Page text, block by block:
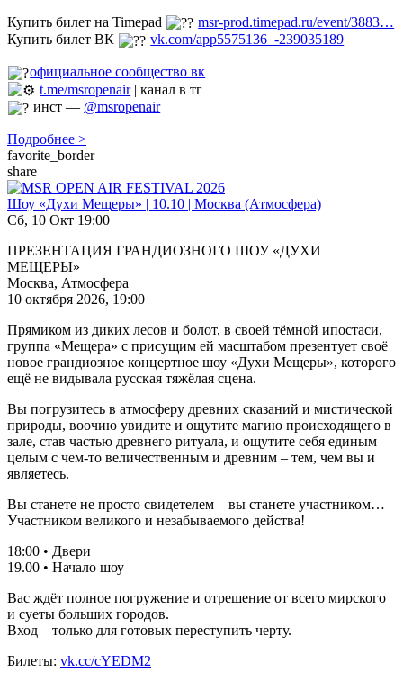
Купить билет на Timepad
msr-prod.timepad.ru/event/3883…
Купить билет ВК
vk.com/app5575136_-239035189
официальное сообщество вк
t.me/msropenair| канал в тг
инст — @msropenair
Подробнее >
favorite_border
share
Шоу «Духи Мещеры» | 10.10 | Москва (Атмосфера)
Сб, 10 Окт 19:00
ПРЕЗЕНТАЦИЯ ГРАНДИОЗНОГО ШОУ «ДУХИ
МЕЩЕРЫ»
Москва, Атмосфера
10 октября 2026, 19:00
Прямиком из диких лесов и болот, в своей тёмной ипостаси,
группа «Мещера» с присущим ей масштабом презентует своё
новое грандиозное концертное шоу «Духи Мещеры», которого
ещё не видывала русская тяжёлая сцена.
Вы погрузитесь в атмосферу древних сказаний и мистической
природы, воочию увидите и ощутите магию происходящего в
зале, став частью древнего ритуала, и ощутите себя единым
целым с чем-то величественным и древним – тем, чем вы и
являетесь.
Вы станете не просто свидетелем – вы станете участником…
Участником великого и незабываемого действа!
18:00 • Двери
19.00 • Начало шоу
Вас ждёт полное погружение и отрешение от всего мирского
и суеты больших городов.
Вход – только для готовых переступить черту.
Билеты: vk.cc/cYEDM2